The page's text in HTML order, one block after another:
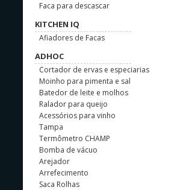
Faca para descascar
KITCHEN IQ
Afiadores de Facas
ADHOC
Cortador de ervas e especiarias
Moinho para pimenta e sal
Batedor de leite e molhos
Ralador para queijo
Acessórios para vinho
Tampa
Termômetro CHAMP
Bomba de vácuo
Arejador
Arrefecimento
Saca Rolhas